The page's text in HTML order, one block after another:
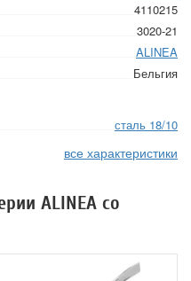
4110215
3020-21
ALINEA
Бельгия
сталь 18/10
все характеристики
ALINEA со